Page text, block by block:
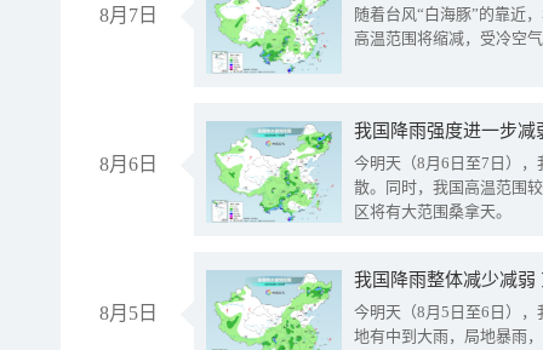
8月7日
随着台风“白海豚”的靠近
高温范围将缩减，受冷空
8月6日
今明天（8月6日至7日）
散。同时，我国高温范围
区将有大范围桑拿天。
8月5日
我国降雨整体减少减弱
今明天（8月5日至6日）
地有中到大雨，局地暴雨